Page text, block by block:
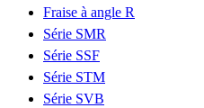
Fraise à angle R
Série SMR
Série SSF
Série STM
Série SVB